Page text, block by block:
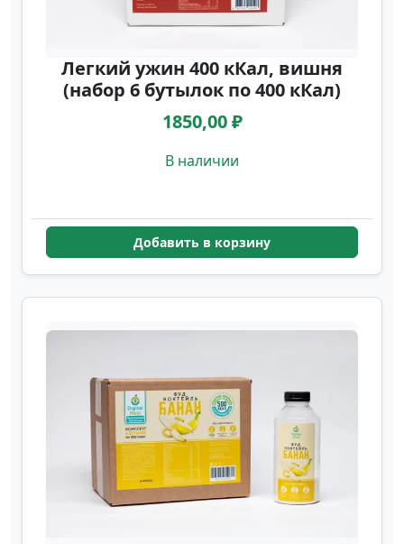
Легкий ужин 400 кКал, вишня
(набор 6 бутылок по 400 кКал)
1850,00 ₽
В наличии
Добавить в корзину